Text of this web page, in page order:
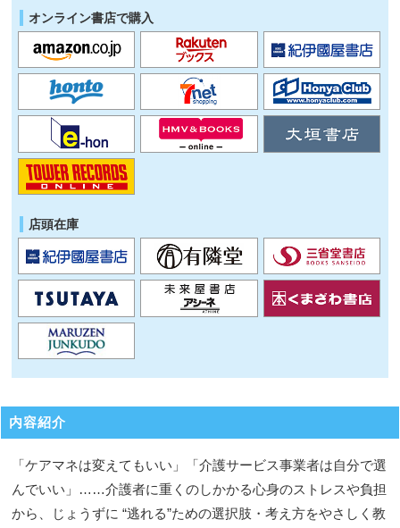
オンライン書店で購入
店頭在庫
内容紹介
「ケアマネは変えてもいい」「介護サービス事業者は自分で選
んでいい」……介護者に重くのしかかる心身のストレスや負担
から、じょうずに “逃れる”ための選択肢・考え方をやさしく教